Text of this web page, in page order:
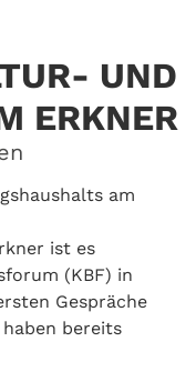
UND
ERKNER
am
ist es
(KBF) in
Gespräche
bereits